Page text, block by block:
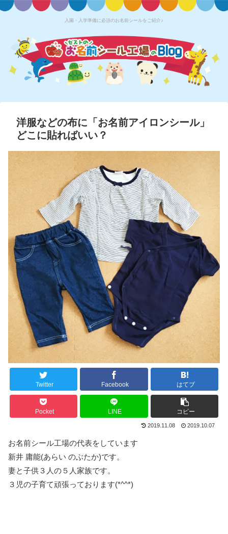
入園・入学準備に必須のお名前シールをご紹介♪
洋服などの布に「お名前アイロンシール」
どこに貼ればいい？
Twitter Facebook はてブ
Pocket LINE コピー
2019.11.08 2019.10.07
お名前シール工場の代表をしています
新井 庸能(あらい のぶたか)です。
妻と子供３人の５人家族です。
３児の子育て頑張っております(*^^*)